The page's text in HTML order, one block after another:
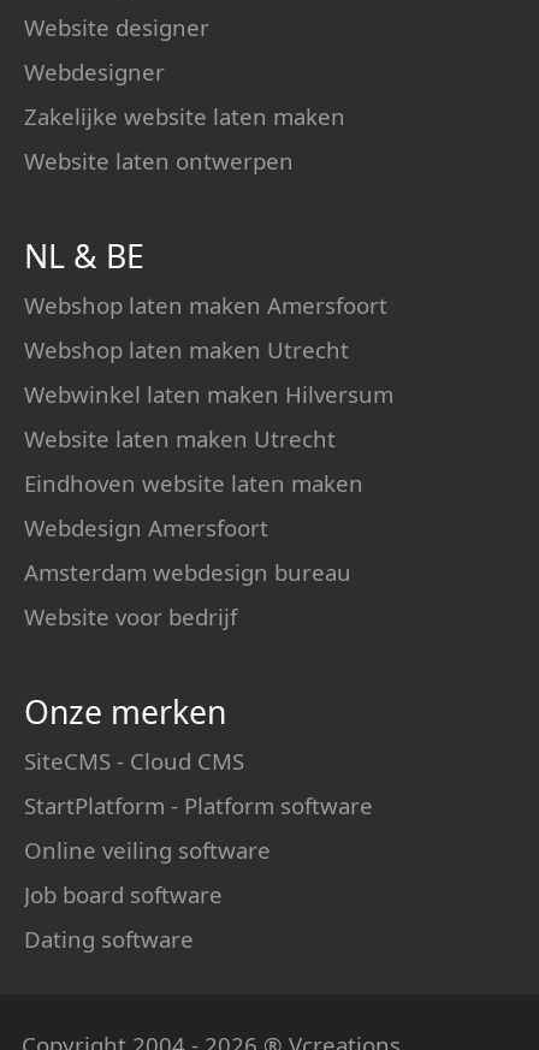
Website designer
Webdesigner
Zakelijke website laten maken
Website laten ontwerpen
NL & BE
Webshop laten maken Amersfoort
Webshop laten maken Utrecht
Webwinkel laten maken Hilversum
Website laten maken Utrecht
Eindhoven website laten maken
Webdesign Amersfoort
Amsterdam webdesign bureau
Website voor bedrijf
Onze merken
SiteCMS - Cloud CMS
StartPlatform - Platform software
Online veiling software
Job board software
Dating software